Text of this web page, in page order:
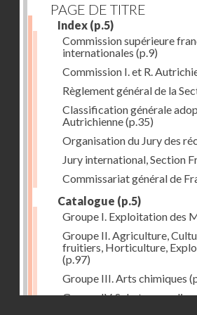
PAGE DE TITRE
Index (p.5)
Commission supérieure
internationales (p.9)
Commission I. et R.
Règlement général de la
Classification générale
Autrichienne(p.35)
Organisation du Jury des
Jury international, Section
Commissariat général de
Catalogue (p.5)
Groupe I. Exploitation des
Groupe II. Agriculture,
fruitiers, Horticulture,
(p.97)
Groupe III. Arts chimiques
Groupe IV. Substances